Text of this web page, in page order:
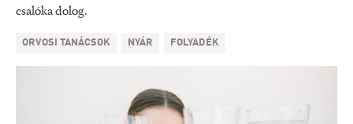
csalóka dolog.
ORVOSI TANÁCSOK NYÁR FOLYADÉK